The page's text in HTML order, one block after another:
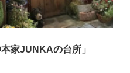
家JUNKAの台所」